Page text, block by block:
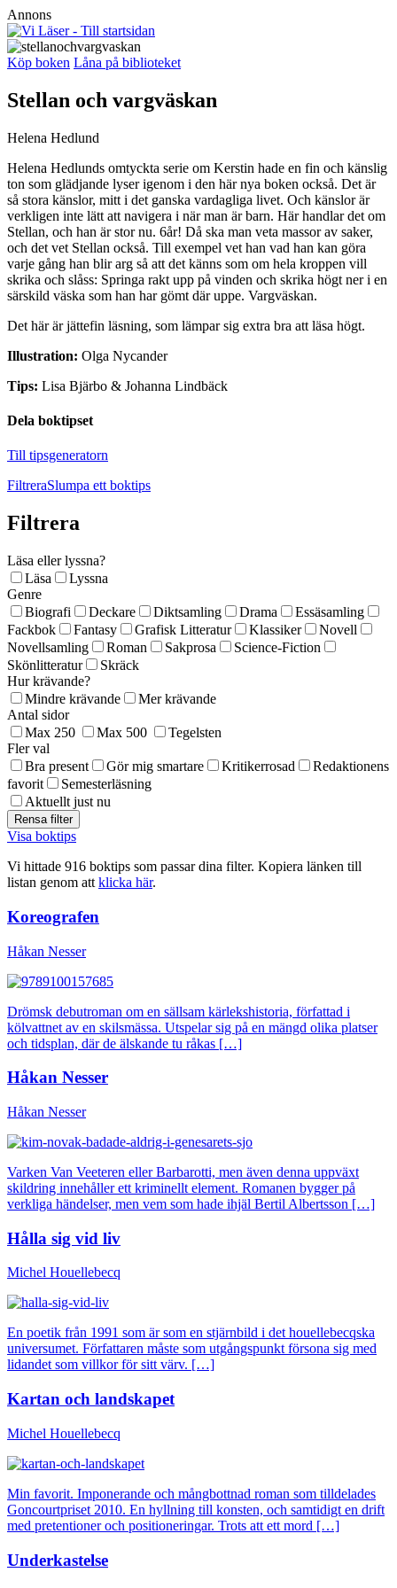
Annons
Köp boken Låna på biblioteket
Stellan och vargväskan
Helena Hedlund
Helena Hedlunds omtyckta serie om Kerstin hade en fin och känslig
ton som glädjande lyser igenom i den här nya boken också. Det är
så stora känslor, mitt i det ganska vardagliga livet. Och känslor är
verkligen inte lätt att navigera i när man är barn. Här handlar det om
Stellan, och han är stor nu. 6år! Då ska man veta massor av saker,
och det vet Stellan också. Till exempel vet han vad han kan göra
varje gång han blir arg så att det känns som om hela kroppen vill
skrika och slåss: Springa rakt upp på vinden och skrika högt ner i en
särskild väska som han har gömt där uppe. Vargväskan.
Det här är jättefin läsning, som lämpar sig extra bra att läsa högt.
Illustration: Olga Nycander
Tips: Lisa Bjärbo & Johanna Lindbäck
Dela boktipset
Till tipsgeneratorn
FiltreraSlumpa ett boktips
Filtrera
Läsa eller lyssna?
Läsa
Lyssna
Genre
Biografi
Deckare Diktsamling Drama
Essäsamling
Fackbok
Fantasy Grafisk Litteratur Klassiker
Novell
Novellsamling
Roman Sakprosa
Science-Fiction
Skönlitteratur
Skräck
Hur krävande?
Mindre krävande
Mer krävande
Antal sidor
Max 250
Max 500
Tegelsten
Fler val
Bra present
Gör mig smartare Kritikerrosad
Redaktionens
favorit
Semesterläsning
Aktuellt just nu
Visa boktips
Vi hittade 916 boktips som passar dina filter. Kopiera länken till
listan genom att klicka här.
Koreografen
Håkan Nesser
Drömsk debutroman om en sällsam kärlekshistoria, författad i
kölvattnet av en skilsmässa. Utspelar sig på en mängd olika platser
och tidsplan, där de älskande tu råkas […]
Håkan Nesser
Håkan Nesser
Varken Van Veeteren eller Barbarotti, men även denna uppväxt
skildring innehåller ett kriminellt element. Romanen bygger på
verkliga händelser, men vem som hade ihjäl Bertil Albertsson […]
Hålla sig vid liv
Michel Houellebecq
En poetik från 1991 som är som en stjärnbild i det houellebecqska
universumet. Författaren måste som utgångspunkt försona sig med
lidandet som villkor för sitt värv. […]
Kartan och landskapet
Michel Houellebecq
Min favorit. Imponerande och mångbottnad roman som tilldelades
Goncourtpriset 2010. En hyllning till konsten, och samtidigt en drift
med pretentioner och positioneringar. Trots att ett mord […]
Underkastelse